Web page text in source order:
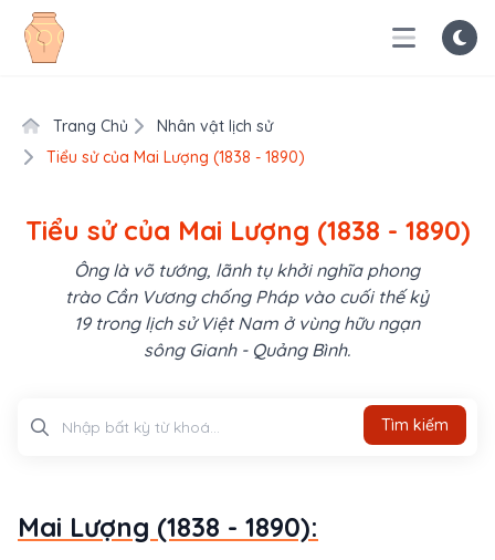
Trang Chủ
Nhân vật lịch sử
Tiểu sử của Mai Lượng (1838 - 1890)
Tiểu sử của Mai Lượng (1838 - 1890)
Ông là võ tướng, lãnh tụ khởi nghĩa phong
trào Cần Vương chống Pháp vào cuối thế kỷ
19 trong lịch sử Việt Nam ở vùng hữu ngạn
sông Gianh - Quảng Bình.
Tìm kiếm
Mai Lượng (1838 - 1890):